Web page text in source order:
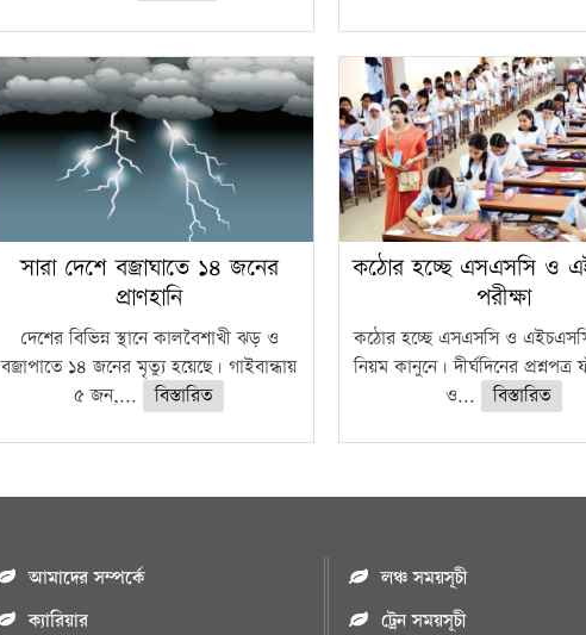
সারা দেশে বজ্রাঘাতে ১৪ জনের
প্রাণহানি
দেশের বিভিন্ন স্থানে কালবৈশাখী ঝড় ও
বজ্রাপাতে ১৪ জনের মৃত্যু হয়েছে। গাইবান্ধায়
৫ জন,...
বিস্তারিত
কঠোর হচ্ছে এসএসসি ও
পরীক্ষা
কঠোর হচ্ছে এসএসসি ও
নিয়ম কানুনে। দীর্ঘদিনের
ও...
বিস্তারিত
আমাদের সম্পর্কে
ক্যারিয়ার
লঞ্চ সময়সূচী
ট্রেন সময়সূচী